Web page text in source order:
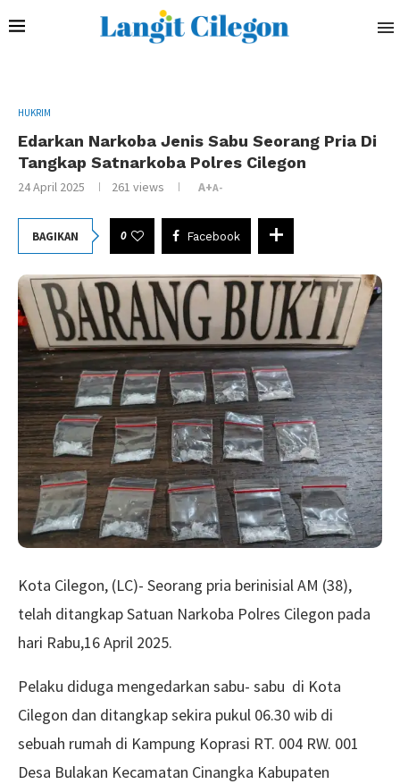
HUKRIM
Edarkan Narkoba Jenis Sabu Seorang Pria Di
Tangkap Satnarkoba Polres Cilegon
24 April 2025 261 views A+A-
BAGIKAN 0 Facebook
Kota Cilegon, (LC)- Seorang pria berinisial AM (38),
telah ditangkap Satuan Narkoba Polres Cilegon pada
hari Rabu,16 April 2025.
Pelaku diduga mengedarkan sabu- sabu di Kota
Cilegon dan ditangkap sekira pukul 06.30 wib di
sebuah rumah di Kampung Koprasi RT. 004 RW. 001
Desa Bulakan Kecamatan Cinangka Kabupaten